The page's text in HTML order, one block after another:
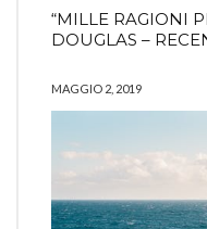
“MILLE RAGIONI
DOUGLAS –
MAGGIO 2, 2019